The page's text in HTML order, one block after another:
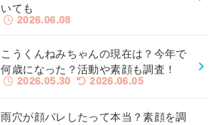
いても
2026.06.08
こうくんねみちゃんの現在は？今年で
何歳になった？活動や素顔も調査！
2026.05.30 2026.06.05
雨穴が顔バレしたって本当？素顔を調